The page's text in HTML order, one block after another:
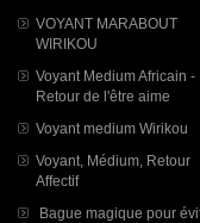
VOYANT MARABOUT
WIRIKOU
Voyant Medium Africain -
Retour de l'être aime
Voyant medium Wirikou
Voyant, Médium, Retour
Affectif
Bague magique pour